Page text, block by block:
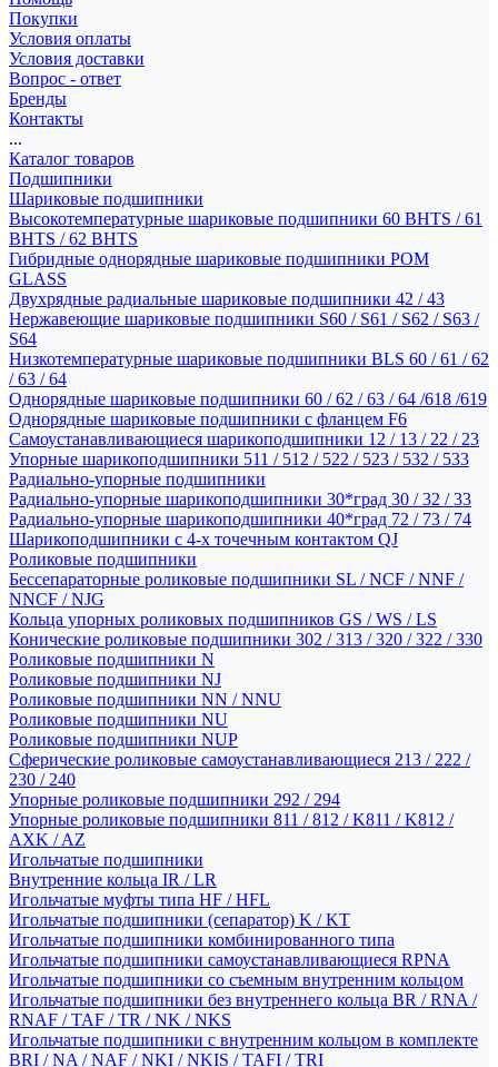
Покупки
Условия оплаты
Условия доставки
Вопрос - ответ
Бренды
Контакты
...
Каталог товаров
Подшипники
Шариковые подшипники
Высокотемпературные шариковые подшипники 60 BHTS / 61
BHTS / 62 BHTS
Гибридные однорядные шариковые подшипники POM
GLASS
Двухрядные радиальные шариковые подшипники 42 / 43
Нержавеющие шариковые подшипники S60 / S61 / S62 / S63 /
S64
Низкотемпературные шариковые подшипники BLS 60 / 61 / 62
/ 63 / 64
Однорядные шариковые подшипники 60 / 62 / 63 / 64 /618 /619
Однорядные шариковые подшипники с фланцем F6
Самоустанавливающиеся шарикоподшипники 12 / 13 / 22 / 23
Упорные шарикоподшипники 511 / 512 / 522 / 523 / 532 / 533
Радиально-упорные подшипники
Радиально-упорные шарикоподшипники 30*град 30 / 32 / 33
Радиально-упорные шарикоподшипники 40*град 72 / 73 / 74
Шарикоподшипники с 4-х точечным контактом QJ
Роликовые подшипники
Бессепараторные роликовые подшипники SL / NCF / NNF /
NNCF / NJG
Кольца упорных роликовых подшипников GS / WS / LS
Конические роликовые подшипники 302 / 313 / 320 / 322 / 330
Роликовые подшипники N
Роликовые подшипники NJ
Роликовые подшипники NN / NNU
Роликовые подшипники NU
Роликовые подшипники NUP
Сферические роликовые самоустанавливающиеся 213 / 222 /
230 / 240
Упорные роликовые подшипники 292 / 294
Упорные роликовые подшипники 811 / 812 / K811 / K812 /
AXK / AZ
Игольчатые подшипники
Внутренние кольца IR / LR
Игольчатые муфты типа HF / HFL
Игольчатые подшипники (сепаратор) K / KT
Игольчатые подшипники комбинированного типа
Игольчатые подшипники самоустанавливающиеся RPNA
Игольчатые подшипники со съемным внутренним кольцом
Игольчатые подшипники без внутреннего кольца BR / RNA /
RNAF / TAF / TR / NK / NKS
Игольчатые подшипники с внутренним кольцом в комплекте
BRI / NA / NAF / NKI / NKIS / TAFI / TRI